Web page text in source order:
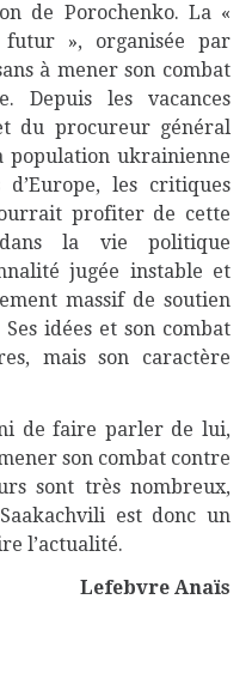
de Porochenko. La «
», organisée par
à mener son combat
Depuis les vacances
du procureur général
population ukrainienne
les critiques
profiter de cette
la vie politique
jugée instable et
massif de soutien
idées et son combat
mais son caractère
de faire parler de lui,
son combat contre
sont très nombreux,
est donc un
l’actualité.
Lefebvre Anaïs